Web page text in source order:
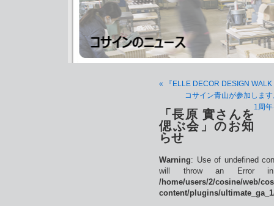
« 『ELLE DECOR DESIGN
コサイン青山が参加しま
1周
「長原 實さんを
偲ぶ会」のお知
らせ
Warning: Use of undefined
will throw an Error
/home/users/2/cosine/web/
content/plugins/